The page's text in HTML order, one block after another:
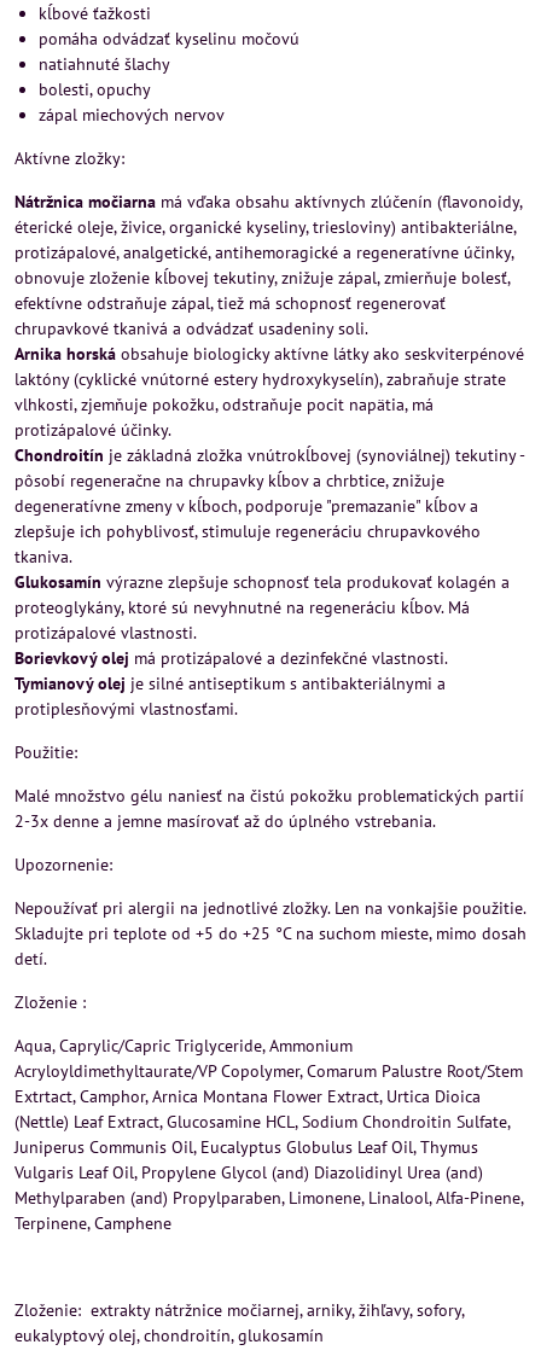
kĺbové ťažkosti
pomáha odvádzať kyselinu močovú
natiahnuté šlachy
bolesti, opuchy
zápal miechových nervov
Aktívne zložky:
Nátržnica močiarna má vďaka obsahu aktívnych zlúčenín (flavonoidy,
éterické oleje, živice, organické kyseliny, triesloviny) antibakteriálne,
protizápalové, analgetické, antihemoragické a regeneratívne účinky,
obnovuje zloženie kĺbovej tekutiny, znižuje zápal, zmierňuje bolesť,
efektívne odstraňuje zápal, tiež má schopnosť regenerovať
chrupavkové tkanivá a odvádzať usadeniny soli.
Arnika horská obsahuje biologicky aktívne látky ako seskviterpénové
laktóny (cyklické vnútorné estery hydroxykyselín), zabraňuje strate
vlhkosti, zjemňuje pokožku, odstraňuje pocit napätia, má
protizápalové účinky.
Chondroitín je základná zložka vnútrokĺbovej (synoviálnej) tekutiny -
pôsobí regeneračne na chrupavky kĺbov a chrbtice, znižuje
degeneratívne zmeny v kĺboch, podporuje "premazanie" kĺbov a
zlepšuje ich pohyblivosť, stimuluje regeneráciu chrupavkového
tkaniva.
Glukosamín výrazne zlepšuje schopnosť tela produkovať kolagén a
proteoglykány, ktoré sú nevyhnutné na regeneráciu kĺbov. Má
protizápalové vlastnosti.
Borievkový olej má protizápalové a dezinfekčné vlastnosti.
Tymianový olej je silné antiseptikum s antibakteriálnymi a
protiplesňovými vlastnosťami.
Použitie:
Malé množstvo gélu naniesť na čistú pokožku problematických partií
2-3x denne a jemne masírovať až do úplného vstrebania.
Upozornenie:
Nepoužívať pri alergii na jednotlivé zložky. Len na vonkajšie použitie.
Skladujte pri teplote od +5 do +25 °C na suchom mieste, mimo dosah
detí.
Zloženie :
Aqua, Caprylic/Capric Triglyceride, Ammonium
Acryloyldimethyltaurate/VP Copolymer, Comarum Palustre Root/Stem
Extrtact, Camphor, Arnica Montana Flower Extract, Urtica Dioica
(Nettle) Leaf Extract, Glucosamine HCL, Sodium Chondroitin Sulfate,
Juniperus Communis Oil, Eucalyptus Globulus Leaf Oil, Thymus
Vulgaris Leaf Oil, Propylene Glycol (and) Diazolidinyl Urea (and)
Methylparaben (and) Propylparaben, Limonene, Linalool, Alfa-Pinene,
Terpinene, Camphene
Zloženie: extrakty nátržnice močiarnej, arniky, žihľavy, sofory,
eukalyptový olej, chondroitín, glukosamín